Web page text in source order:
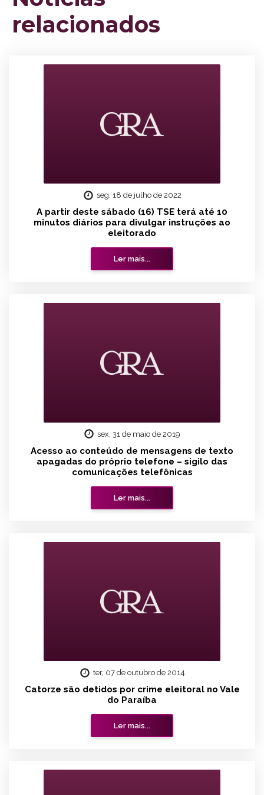
relacionados
seg, 18 de julho de 2022
A partir deste sábado (16) TSE terá até 10
minutos diários para divulgar instruções ao
eleitorado
Ler mais...
sex, 31 de maio de 2019
Acesso ao conteúdo de mensagens de texto
apagadas do próprio telefone – sigilo das
comunicações telefônicas
Ler mais...
ter, 07 de outubro de 2014
Catorze são detidos por crime eleitoral no Vale
do Paraíba
Ler mais...